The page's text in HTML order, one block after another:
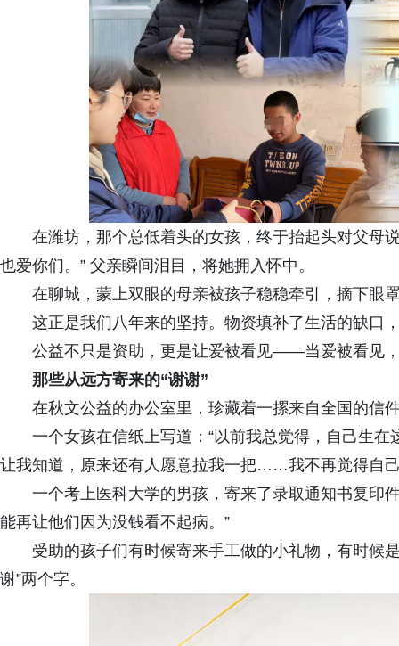
在潍坊，那个总低着头的女孩，终于抬起头对父母
也爱你们。” 父亲瞬间泪目，将她拥入怀中。
在聊城，蒙上双眼的母亲被孩子稳稳牵引，摘下眼
这正是我们八年来的坚持。物资填补了生活的缺口
公益不只是资助，更是让爱被看见——当爱被看见
那些从远方寄来的“谢谢”
在秋文公益的办公室里，珍藏着一摞来自全国的信
一个女孩在信纸上写道：“以前我总觉得，自己生
让我知道，原来还有人愿意拉我一把……我不再觉得自
一个考上医科大学的男孩，寄来了录取通知书复印
能再让他们因为没钱看不起病。”
受助的孩子们有时候寄来手工做的小礼物，有时候
谢”两个字。